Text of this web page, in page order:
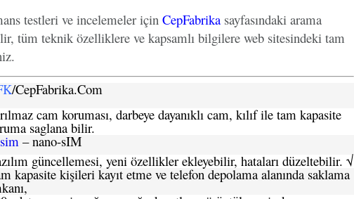
testleri ve incelemeler içinCepFabrika sayfasındaki arama
tüm teknik özelliklere ve kapsamlı bilgilere web sitesindeki tam
/CepFabrika.Com
cam koruması, darbeye dayanıklı cam, kılıf ile tam kapasite
saglana bilir.
– nano-sIM
güncellemesi, yeni özellikler ekleyebilir, hataları düzeltebilir. √
kapasite kişileri kayıt etme ve telefon depolama alanında saklama